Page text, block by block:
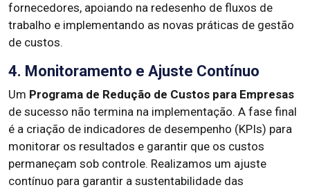
fornecedores, apoiando na redesenho de fluxos de
trabalho e implementando as novas práticas de gestão
de custos.
4. Monitoramento e Ajuste Contínuo
Um Programa de Redução de Custos para Empresas
de sucesso não termina na implementação. A fase final
é a criação de indicadores de desempenho (KPIs) para
monitorar os resultados e garantir que os custos
permaneçam sob controle. Realizamos um ajuste
contínuo para garantir a sustentabilidade das